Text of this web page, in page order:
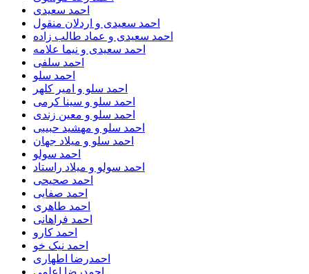
احمد سعیدی
احمد سعیدی و اردلان منقول
احمد سعیدی و عماد طالب زاده
احمد سعیدی و نیما علامه
احمد سلفی
احمد سلو
احمد سلو و امیر کلهر
احمد سلو و سینا کرمی
احمد سلو و معین زندی
احمد سلو و مهشید حبیبی
احمد سلو و میلاد جهان
احمد سولو
احمد سولو و میلاد راستاد
احمد صحیحی
احمد صفایی
احمد طاهری
احمد فراهانی
احمد کارو
احمد نیک خو
احمدرضا اطهاری
احمدرضا اعلمی